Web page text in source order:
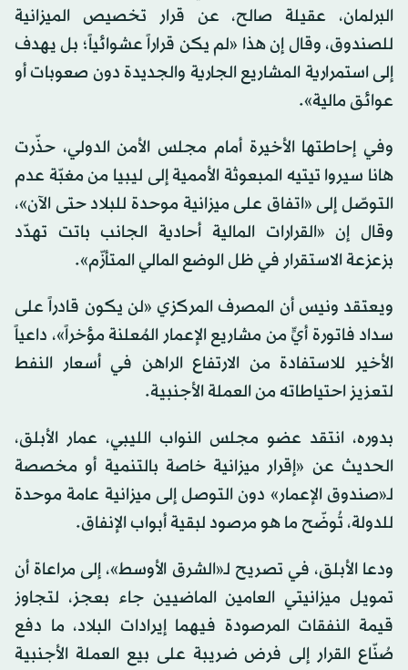
البرلمان، عقيلة صالح، عن قرار تخصيص الميزانية
للصندوق، وقال إن هذا «لم يكن قراراً عشوائياً؛ بل يهدف
إلى استمرارية المشاريع الجارية والجديدة دون صعوبات أو
عوائق مالية».
وفي إحاطتها الأخيرة أمام مجلس الأمن الدولي، حذّرت
هانا سيروا تيتيه المبعوثة الأممية إلى ليبيا من مغبّة عدم
التوصّل إلى «اتفاق على ميزانية موحدة للبلاد حتى الآن»،
وقال إن «القرارات المالية أحادية الجانب باتت تهدّد
بزعزعة الاستقرار في ظل الوضع المالي المتأزّم».
ويعتقد ونيس أن المصرف المركزي «لن يكون قادراً على
سداد فاتورة أيٍّ من مشاريع الإعمار المُعلنة مؤخراً»، داعياً
الأخير للاستفادة من الارتفاع الراهن في أسعار النفط
لتعزيز احتياطاته من العملة الأجنبية.
بدوره، انتقد عضو مجلس النواب الليبي، عمار الأبلق،
الحديث عن «إقرار ميزانية خاصة بالتنمية أو مخصصة
لـ«صندوق الإعمار» دون التوصل إلى ميزانية عامة موحدة
للدولة، تُوضّح ما هو مرصود لبقية أبواب الإنفاق.
ودعا الأبلق، في تصريح لـ«الشرق الأوسط»، إلى مراعاة أن
تمويل ميزانيتي العامين الماضيين جاء بعجز، لتجاوز
قيمة النفقات المرصودة فيهما إيرادات البلاد، ما دفع
صُنّاع القرار إلى فرض ضريبة على بيع العملة الأجنبية